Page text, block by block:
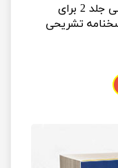
کتاب ریاضیات جامع کنکور تجربی جلد 2 برای
تشریحی